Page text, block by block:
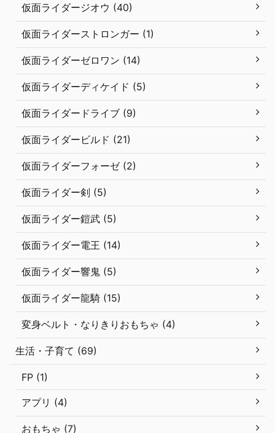
仮面ライダージオウ (40)
仮面ライダーストロンガー (1)
仮面ライダーゼロワン (14)
仮面ライダーディケイド (5)
仮面ライダードライブ (9)
仮面ライダービルド (21)
仮面ライダーフォーゼ (2)
仮面ライダー剣 (5)
仮面ライダー鎧武 (5)
仮面ライダー電王 (14)
仮面ライダー響鬼 (5)
仮面ライダー龍騎 (15)
変身ベルト・なりきりおもちゃ (4)
生活・子育て (69)
FP (1)
アプリ (4)
おもちゃ (7)